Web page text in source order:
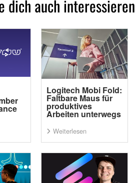
dich auch interessieren
Logitech Mobi Fold:
Faltbare Maus für
produktives
Arbeiten unterwegs
Weiterlesen